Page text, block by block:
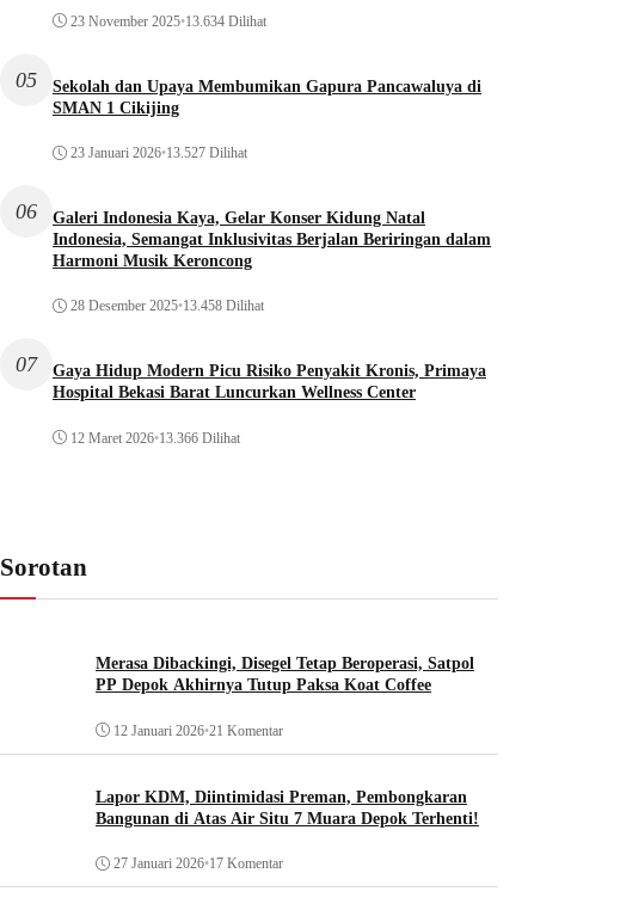
23 November 2025•13.634 Dilihat
05
Sekolah dan Upaya Membumikan Gapura Pancawaluya di
SMAN 1 Cikijing
23 Januari 2026•13.527 Dilihat
06
Galeri Indonesia Kaya, Gelar Konser Kidung Natal
Indonesia, Semangat Inklusivitas Berjalan Beriringan dalam
Harmoni Musik Keroncong
28 Desember 2025•13.458 Dilihat
07
Gaya Hidup Modern Picu Risiko Penyakit Kronis, Primaya
Hospital Bekasi Barat Luncurkan Wellness Center
12 Maret 2026•13.366 Dilihat
Sorotan
Merasa Dibackingi, Disegel Tetap Beroperasi, Satpol
PP Depok Akhirnya Tutup Paksa Koat Coffee
12 Januari 2026•21 Komentar
Lapor KDM, Diintimidasi Preman, Pembongkaran
Bangunan di Atas Air Situ 7 Muara Depok Terhenti!
27 Januari 2026•17 Komentar